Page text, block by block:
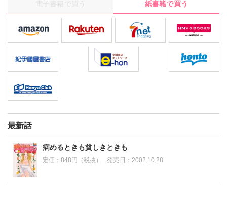
電子書籍で買う 紙書籍で買う
最新話
病めるときも貧しきときも
定価：848円（税抜） 発売日： 2002.10.28